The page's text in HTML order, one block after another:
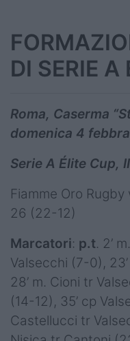
DI SERIE A
Roma, Caserma
domenica 4
Serie A Élite Cup,
Fiamme Oro
26 (22-12)
Marcatori: p.t. 2’
Valsecchi (7-0),
28’ m. Cioni tr
(14-12), 35’ cp
Castellucci tr